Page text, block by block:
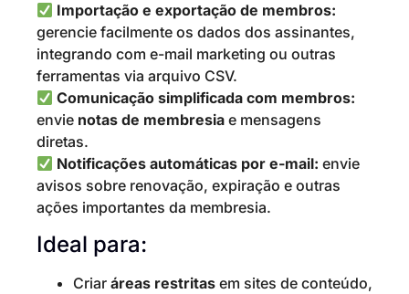
Importação e exportação de membros:
gerencie facilmente os dados dos assinantes,
integrando com e-mail marketing ou outras
ferramentas via arquivo CSV.
Comunicação simplificada com membros:
envie notas de membresia e mensagens
diretas.
Notificações automáticas por e-mail: envie
avisos sobre renovação, expiração e outras
ações importantes da membresia.
Ideal para:
Criar áreas restritas em sites de conteúdo,